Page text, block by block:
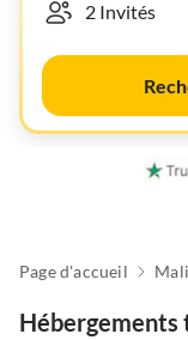
Page d'accueil
Hébergements